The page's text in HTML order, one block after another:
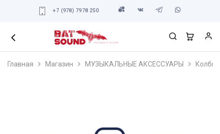
+7 (978) 7978 250
Главная Магазин МУЗЫКАЛЬНЫЕ АКСЕССУАРЫ Колбы